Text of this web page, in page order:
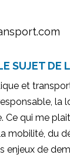
SUJET DE
et
la
qui me
mobilité, du
de